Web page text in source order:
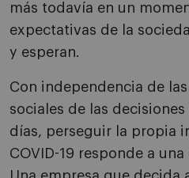
más todavía en un
expectativas de la
y esperan.
Con independencia de
sociales de las
días, perseguir la propia
COVID-19 responde a